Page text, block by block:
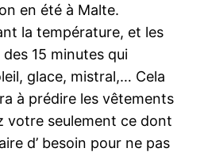
en été à Malte.
la température, et les
15 minutes qui
glace, mistral,… Cela
à prédire les vêtements
votre seulement ce dont
d’ besoin pour ne pas